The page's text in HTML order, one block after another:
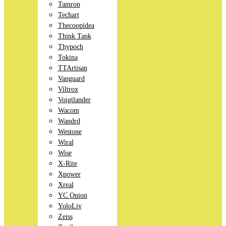
Tamron
Techart
Thecoopidea
Think Tank
Thypoch
Tokina
TTArtisan
Vanguard
Viltrox
Voigtlander
Wacom
Wandrd
Westone
Wiral
Wise
X-Rite
Xpower
Xreal
YC Onion
YoloLiv
Zeiss